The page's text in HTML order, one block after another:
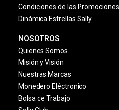
Condiciones de las Promociones
Dinámica Estrellas Sally
NOSOTROS
Quienes Somos
Misión y Visión
Nuestras Marcas
Monedero Eléctronico
Bolsa de Trabajo